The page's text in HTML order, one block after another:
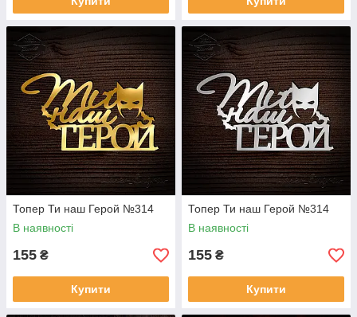
Топер Ти наш Герой №314
В наявності
155 ₴
Купити
Топер Ти наш Герой №314
В наявності
155 ₴
Купити